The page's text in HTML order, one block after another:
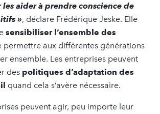
aider à prendre conscience de
», déclare Frédérique Jeske. Elle
sensibiliser l’ensemble des
permettre aux différentes générations
ensemble. Les entreprises peuvent
des politiques d’adaptation des
quand cela s’avère nécessaire.
peuvent agir, peu importe leur